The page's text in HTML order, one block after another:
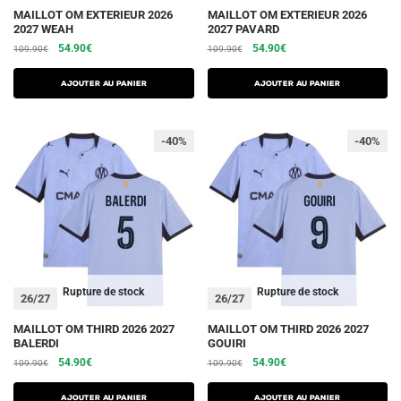
MAILLOT OM EXTERIEUR 2026
2027 WEAH
109.90€
Le
initial
était :
54.90€Le
actuel
est :
AJOUTER AU PANIER
Ce
produit
a
plusieurs
variations.
options
peuvent
être
choisies
du
MAILLOT OM EXTERIEUR 2026
2027 PAVARD
109.90€
Le
initial
était :
54.90€Le
actuel
est :
AJOUTER AU PANIER
Ce
produit
a
plusieurs
variations.
options
peuvent
être
choisies
du
Rupture de stock
26/27
-40%
MAILLOT OM THIRD 2026 2027
BALERDI
109.90€
Le
initial
54.90€Le
actuel
AJOUTER AU PANIER
Ce
produit
a
plusieurs
Rupture de stock
26/27
-40%
MAILLOT OM THIRD 2026 2027
GOUIRI
109.90€
Le
initial
54.90€Le
actuel
AJOUTER AU PANIER
Ce
produit
a
plusieurs